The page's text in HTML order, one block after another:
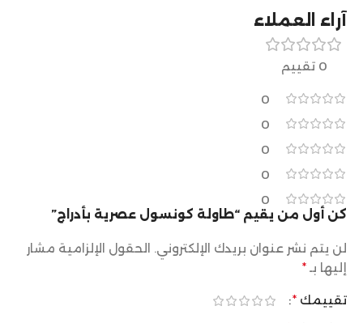
آراء العملاء
0 تقييم
0
0
0
0
0
كن أول من يقيم “طاولة كونسول عصرية بأدراج”
لن يتم نشر عنوان بريدك الإلكتروني. الحقول الإلزامية مشار
إليها بـ *
تقييمك *